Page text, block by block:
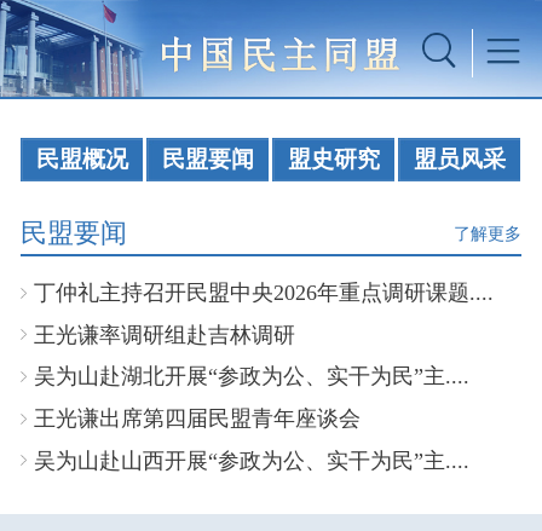
民盟概况 民盟要闻 盟史研究 盟员风采
民盟要闻 了解更多
丁仲礼主持召开民盟中央2026年重点调研课题....
王光谦率调研组赴吉林调研
吴为山赴湖北开展“参政为公、实干为民”主....
王光谦出席第四届民盟青年座谈会
吴为山赴山西开展“参政为公、实干为民”主....